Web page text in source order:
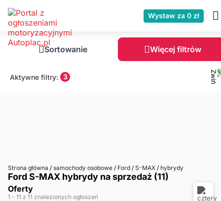
Wystaw za 0 zł
Sortowanie Więcej filtrów
Aktywne filtry: 3
Strona główna / samochody osobowe / Ford / S-MAX / hybrydy
Ford S-MAX hybrydy na sprzedaż (11)
Oferty
1 - 11 z 11 znalezionych ogłoszeń